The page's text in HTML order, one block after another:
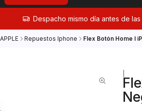
Despacho mismo día antes de las
APPLE Repuestos Iphone Flex Botón Home I